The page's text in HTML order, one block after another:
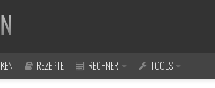
REZEPTE RECHNER TOOLS